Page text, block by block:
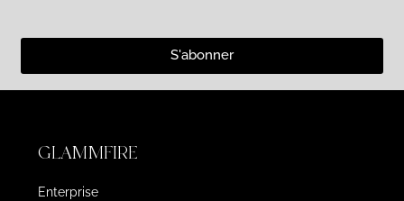
S'abonner
GLAMMFIRE
Enterprise